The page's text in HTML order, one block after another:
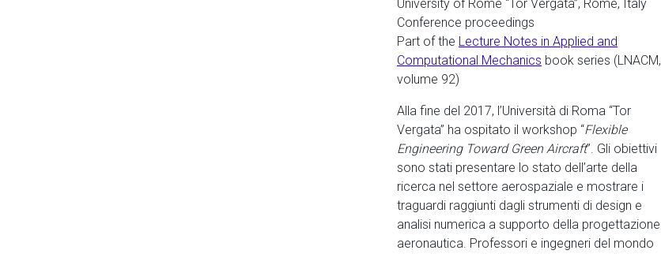
University of Rome “Tor Vergata”, Rome, Italy
Conference proceedings
Part of the Lecture Notes in Applied and
Computational Mechanics book series (LNACM,
volume 92)
Alla fine del 2017, l’Università di Roma “Tor
Vergata” ha ospitato il workshop “Flexible
Engineering Toward Green Aircraft”. Gli obiettivi
sono stati presentare lo stato dell’arte della
ricerca nel settore aerospaziale e mostrare i
traguardi raggiunti dagli strumenti di design e
analisi numerica a supporto della progettazione
aeronautica. Professori e ingegneri del mondo